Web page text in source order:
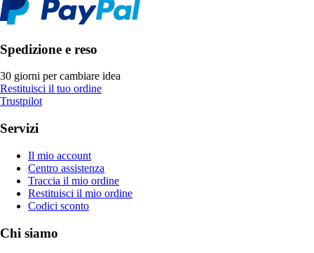
Spedizione e reso
30 giorni per cambiare idea
Restituisci il tuo ordine
Trustpilot
Servizi
Il mio account
Centro assistenza
Traccia il mio ordine
Restituisci il mio ordine
Codici sconto
Chi siamo